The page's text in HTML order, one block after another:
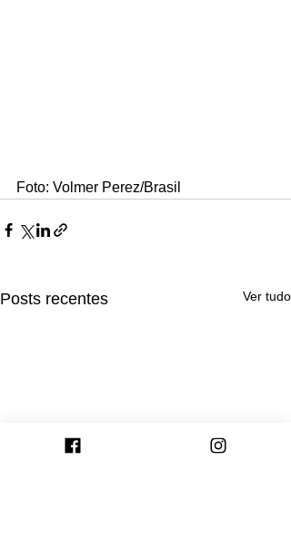
Foto: Volmer Perez/Brasil
Posts recentes Ver tudo